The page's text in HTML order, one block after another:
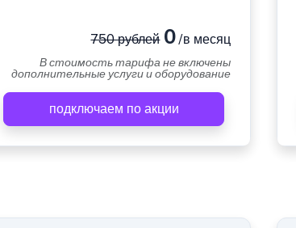
750 рублей0/в месяц
В стоимость тарифа не включены
дополнительные услуги и оборудование
подключаем по акции